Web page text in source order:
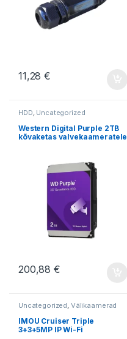
11,28€
HDD, Uncategorized
Western Digital Purple 2TB
kõvaketas valvekaameratele
200,88€
Uncategorized, Välikaamerad
IMOU Cruiser Triple
3+3+5MP IP Wi-Fi